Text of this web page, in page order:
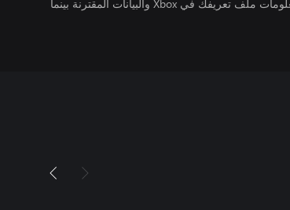
يتلقى ناشرو الألعاب التي تقوم بتشغيلها وصولاً إلى معلومات ملف تعريفك في Xbox والبيانات المقترنة بينما